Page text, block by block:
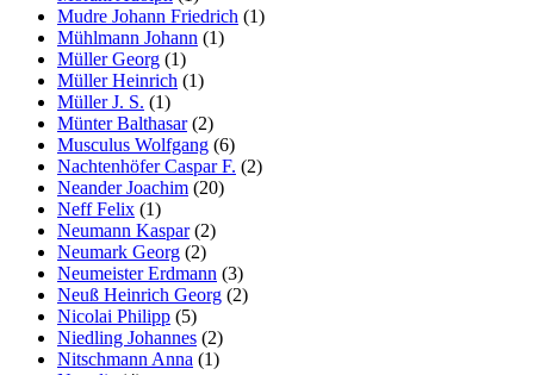
Mudre Johann Friedrich (1)
Mühlmann Johann (1)
Müller Georg (1)
Müller Heinrich (1)
Müller J. S. (1)
Münter Balthasar(2)
Musculus Wolfgang (6)
Nachtenhöfer Caspar F. (2)
Neander Joachim (20)
Neff Felix (1)
Neumann Kaspar(2)
Neumark Georg (2)
Neumeister Erdmann (3)
Neuß Heinrich Georg (2)
Nicolai Philipp (5)
Niedling Johannes (2)
Nitschmann Anna (1)